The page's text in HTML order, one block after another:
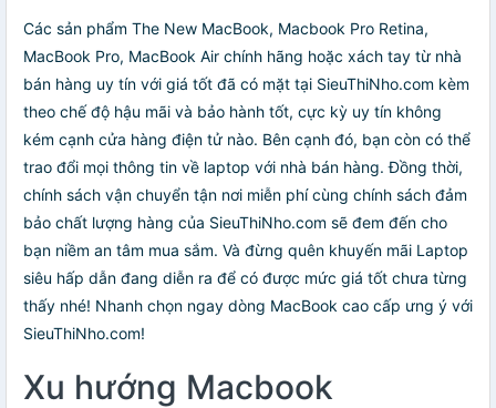
Các sản phẩm The New MacBook, Macbook Pro Retina,
MacBook Pro, MacBook Air chính hãng hoặc xách tay từ nhà
bán hàng uy tín với giá tốt đã có mặt tại SieuThiNho.com kèm
theo chế độ hậu mãi và bảo hành tốt, cực kỳ uy tín không
kém cạnh cửa hàng điện tử nào. Bên cạnh đó, bạn còn có thể
trao đổi mọi thông tin về laptop với nhà bán hàng. Đồng thời,
chính sách vận chuyển tận nơi miễn phí cùng chính sách đảm
bảo chất lượng hàng của SieuThiNho.com sẽ đem đến cho
bạn niềm an tâm mua sắm. Và đừng quên khuyến mãi Laptop
siêu hấp dẫn đang diễn ra để có được mức giá tốt chưa từng
thấy nhé! Nhanh chọn ngay dòng MacBook cao cấp ưng ý với
SieuThiNho.com!
Xu hướng Macbook